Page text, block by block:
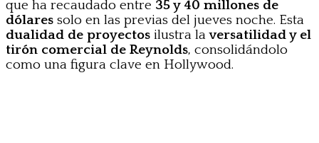
que ha recaudado entre 35 y 40 millones de
dólares solo en las previas del jueves noche. Esta
dualidad de proyectos ilustra laversatilidad y el
tirón comercial de Reynolds, consolidándolo
como una figura clave en Hollywood.